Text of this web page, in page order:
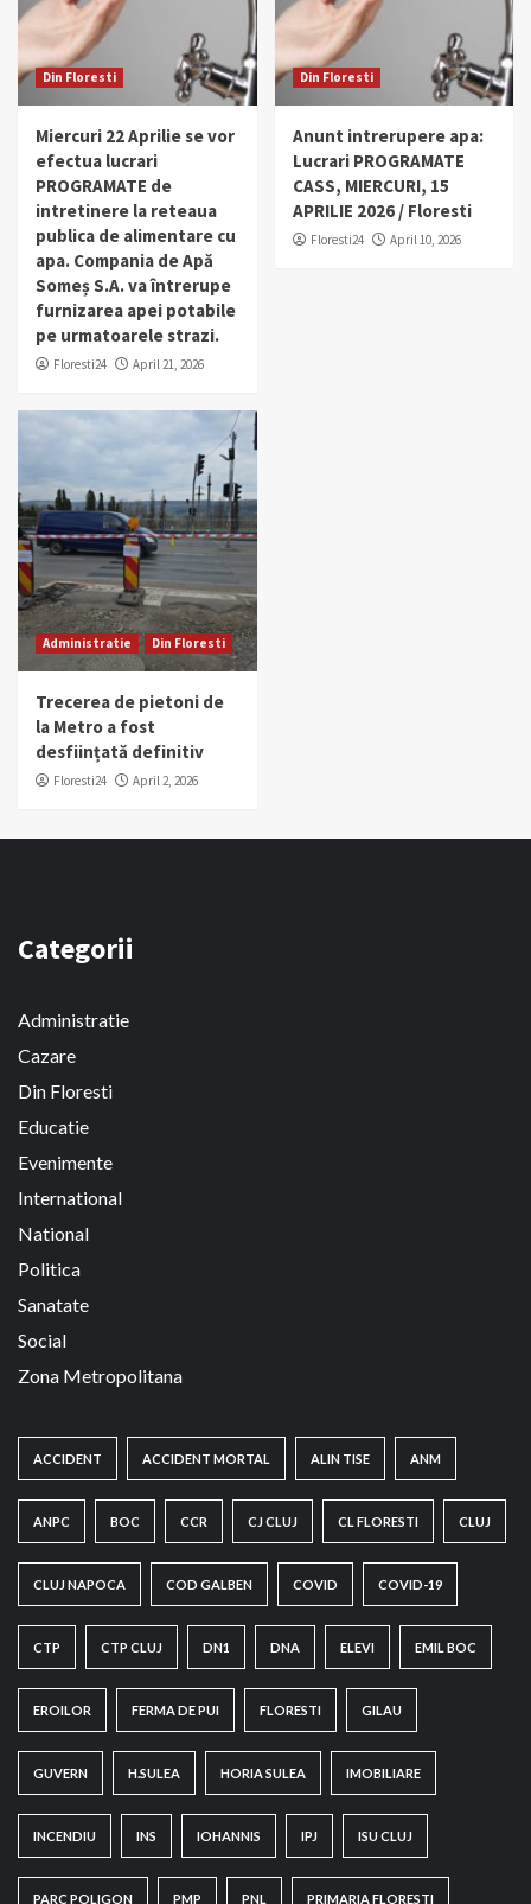
Din Floresti
Miercuri 22 Aprilie se vor
efectua lucrari
PROGRAMATE de
intretinere la reteaua
publica de alimentare cu
apa. Compania de Apă
Someș S.A. va întrerupe
furnizarea apei potabile
pe urmatoarele strazi.
Floresti24 April 21, 2026
Din Floresti
Anunt intrerupere apa:
Lucrari PROGRAMATE
CASS, MIERCURI, 15
APRILIE 2026 / Floresti
Floresti24 April 10, 2026
Administratie Din Floresti
Trecerea de pietoni de
la Metro a fost
desființată definitiv
Floresti24 April 2, 2026
Categorii
Administratie
Cazare
Din Floresti
Educatie
Evenimente
International
National
Politica
Sanatate
Social
Zona Metropolitana
ACCIDENT ACCIDENT MORTAL ALIN TISE ANM
ANPC BOC CCR CJ CLUJ CL FLORESTI CLUJ
CLUJ NAPOCA COD GALBEN COVID COVID-19
CTP CTP CLUJ DN1 DNA ELEVI EMIL BOC
EROILOR FERMA DE PUI FLORESTI GILAU
GUVERN H.SULEA HORIA SULEA IMOBILIARE
INCENDIU INS IOHANNIS IPJ ISU CLUJ
PARC POLIGON PMP PNL PRIMARIA FLORESTI